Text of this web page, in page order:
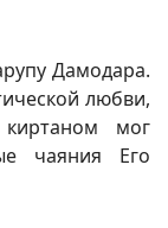
Дамодара.
любви,
мог
чаяния Его